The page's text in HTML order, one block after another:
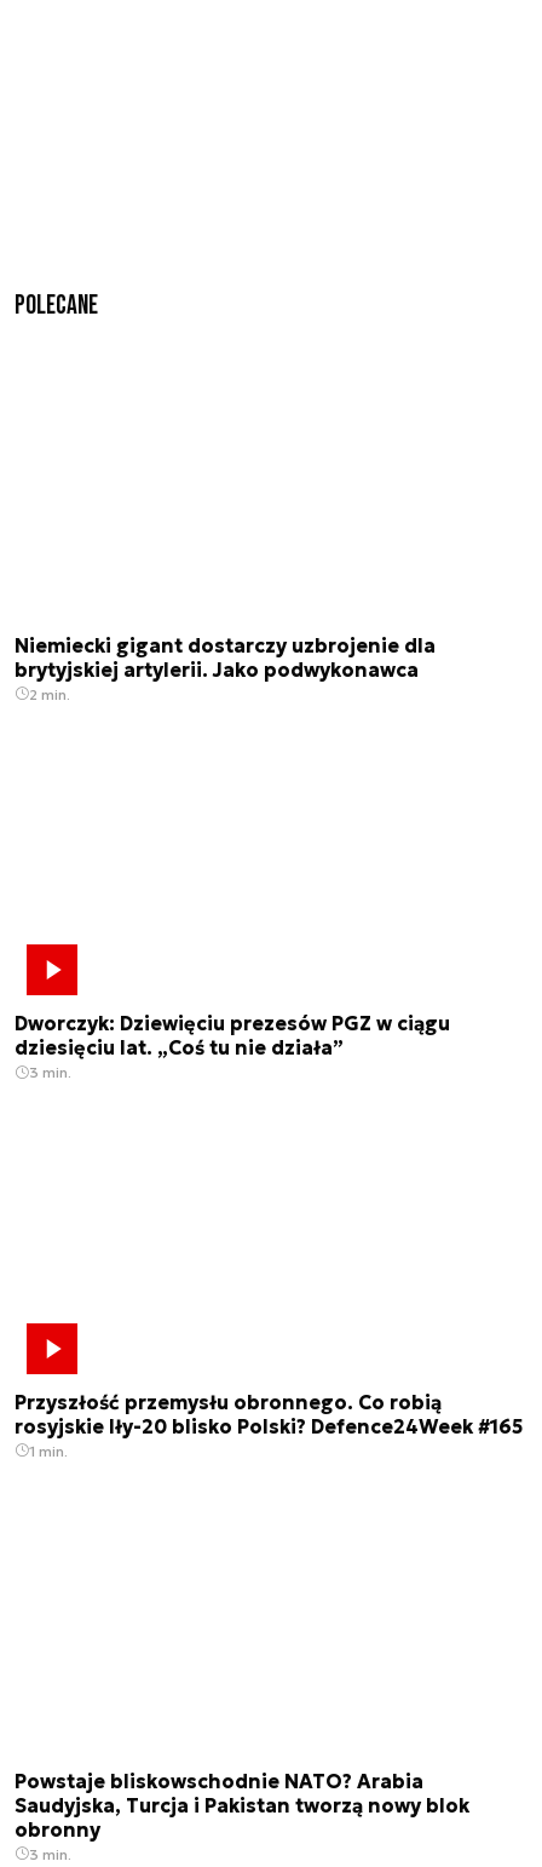
Polecane
Niemiecki gigant dostarczy uzbrojenie dla
brytyjskiej artylerii. Jako podwykonawca
2 min.
Dworczyk: Dziewięciu prezesów PGZ w ciągu
dziesięciu lat. „Coś tu nie działa”
3 min.
Przyszłość przemysłu obronnego. Co robią
rosyjskie Iły-20 blisko Polski? Defence24Week #165
1 min.
Powstaje bliskowschodnie NATO? Arabia
Saudyjska, Turcja i Pakistan tworzą nowy blok
obronny
3 min.